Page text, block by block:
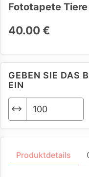
Fototapete
40.00 €
GEBEN SIE DAS
EIN
Produktdetails